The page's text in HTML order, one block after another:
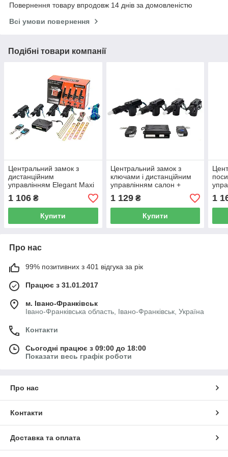
Повернення товару впродовж 14 днів за домовленістю
Всі умови повернення
Подібні товари компанії
Центральний замок з
дистанційним
управлінням Elegant Maxi
EL 101 518
1 106 ₴
Купити
Центральний замок з
ключами і дистанційним
управлінням салон +
багажник Elegant Maxi EL
101 519,
1 129₴
Купити
EL
1
Про нас
99% позитивних з 401 відгука за рік
Працює з 31.01.2017
м. Івано-Франківськ
Івано-Франківська область, Івано-Франківськ, Україна
Контакти
Сьогодні працює з 09:00 до 18:00
Показати весь графік роботи
Про нас
Контакти
Доставка та оплата